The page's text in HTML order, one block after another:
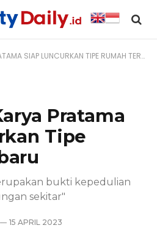
SIAP LUNCURKAN TIPE RUMAH TERBARU
Pratama
Tipe
bukti kepedulian
sekitar"
15 APRIL 2023